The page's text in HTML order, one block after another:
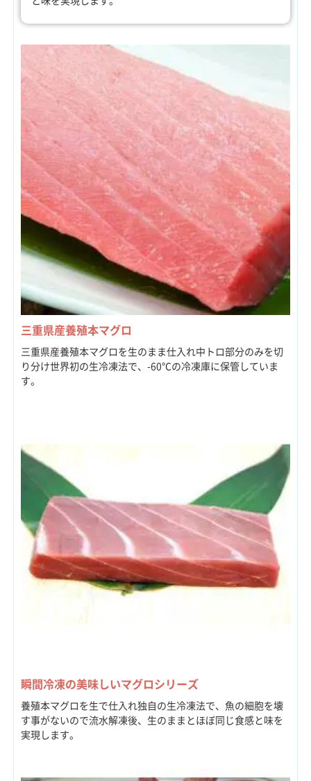
三重県産養殖本マグロ
三重県産養殖本マグロを生のまま仕入れ中トロ部分のみを切
り分け世界初の生冷凍法で、-60℃の冷凍庫に保管していま
す。
瞬間冷凍の美味しいマグロシリーズ
養殖本マグロを生で仕入れ独自の生冷凍法で、魚の細胞を壊
す事がないので流水解凍後、生のままとほぼ同じ食感と味を
実現します。